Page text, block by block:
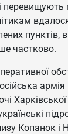
перевищують
пунктів,
частково.
Копанок і